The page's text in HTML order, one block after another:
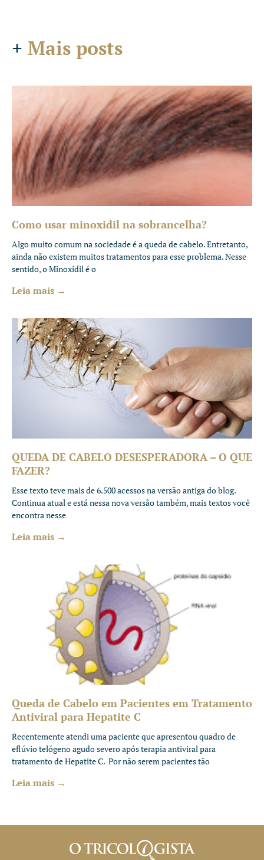
+ Mais posts
Como usar minoxidil na sobrancelha?
Algo muito comum na sociedade é a queda de cabelo. Entretanto,
ainda não existem muitos tratamentos para esse problema. Nesse
sentido, o Minoxidil é o
Leia mais →
QUEDA DE CABELO DESESPERADORA – O QUE
FAZER?
Esse texto teve mais de 6.500 acessos na versão antiga do blog.
Continua atual e está nessa nova versão também, mais textos você
encontra nesse
Leia mais →
Queda de Cabelo em Pacientes em Tratamento
Antiviral para Hepatite C
Recentemente atendi uma paciente que apresentou quadro de
eflúvio telógeno agudo severo após terapia antiviral para
tratamento de Hepatite C. Por não serem pacientes tão
Leia mais →